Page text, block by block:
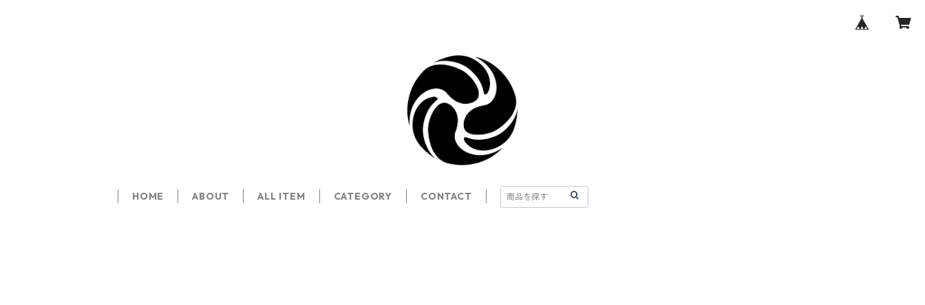
HOME ABOUT ALL ITEM CATEGORY CONTACT